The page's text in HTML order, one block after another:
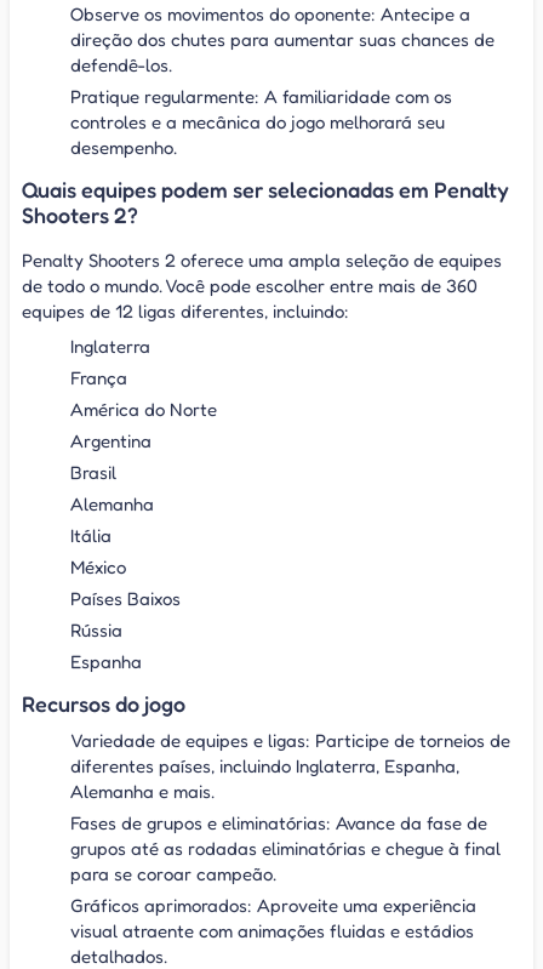
Observe os movimentos do oponente: Antecipe a
direção dos chutes para aumentar suas chances de
defendê-los.
Pratique regularmente: A familiaridade com os
controles e a mecânica do jogo melhorará seu
desempenho.
Quais equipes podem ser selecionadas em Penalty
Shooters 2?
Penalty Shooters 2 oferece uma ampla seleção de equipes
de todo o mundo. Você pode escolher entre mais de 360
equipes de 12 ligas diferentes, incluindo:
Inglaterra
França
América do Norte
Argentina
Brasil
Alemanha
Itália
México
Países Baixos
Rússia
Espanha
Recursos do jogo
Variedade de equipes e ligas: Participe de torneios de
diferentes países, incluindo Inglaterra, Espanha,
Alemanha e mais.
Fases de grupos e eliminatórias: Avance da fase de
grupos até as rodadas eliminatórias e chegue à final
para se coroar campeão.
Gráficos aprimorados: Aproveite uma experiência
visual atraente com animações fluidas e estádios
detalhados.